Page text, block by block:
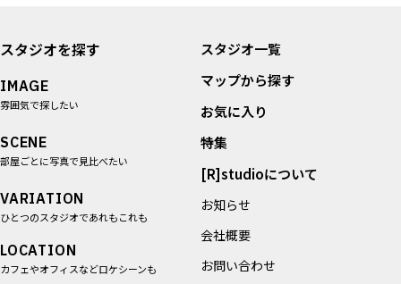
スタジオを探す
IMAGE
雰囲気で探したい
SCENE
部屋ごとに写真で見比べたい
VARIATION
ひとつのスタジオであれもこれも
LOCATION
カフェやオフィスなどロケシーンも
スタジオ一覧
マップから探す
お気に入り
特集
[R]studioについて
お知らせ
会社概要
お問い合わせ